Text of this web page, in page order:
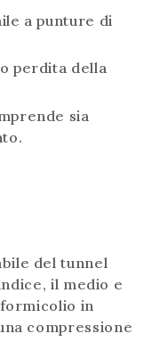
a punture di
perdita della
sia
del tunnel
il medio e
in
compressione